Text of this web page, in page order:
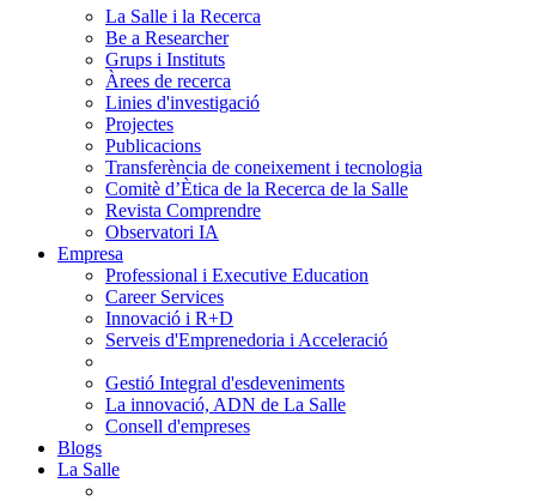
La Salle i la Recerca
Be a Researcher
Grups i Instituts
Àrees de recerca
Linies d'investigació
Projectes
Publicacions
Transferència de coneixement i tecnologia
Comitè d’Ètica de la Recerca de la Salle
Revista Comprendre
Observatori IA
Empresa
Professional i Executive Education
Career Services
Innovació i R+D
Serveis d'Emprenedoria i Acceleració
Gestió Integral d'esdeveniments
La innovació, ADN de La Salle
Consell d'empreses
Blogs
La Salle